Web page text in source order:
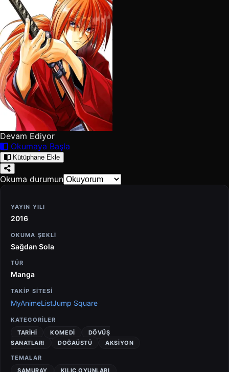
Devam Ediyor
Okumaya Başla
Kütüphane Ekle
Okuma durumun
YAYIN YILI
2016
OKUMA ŞEKLI
Sağdan Sola
TÜR
Manga
TAKİP SİTESİ
MyAnimeListJump Square
KATEGORILER
TARIHI
KOMEDI
DÖVÜŞ
SANATLARI
DOĞAÜSTÜ AKSIYON
TEMALAR
SAMURAY
KILIÇ OYUNLARI